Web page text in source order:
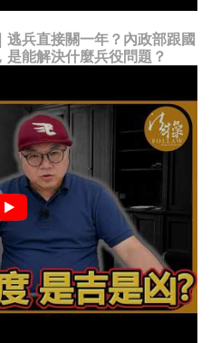
兵直接關一年？內政部跟國
是能解決什麼兵役問題？